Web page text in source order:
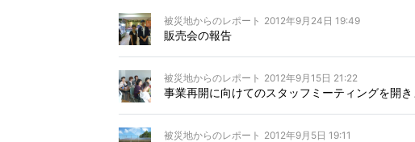
被災地からのレポート 2012年9月24日 19:49
販売会の報告
被災地からのレポート 2012年9月15日 21:22
事業再開に向けてのスタッフミーティングを開き
被災地からのレポート 2012年9月5日 19:11